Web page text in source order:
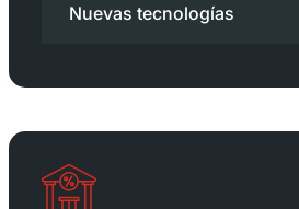
Nuevas tecnologías